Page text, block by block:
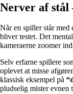
Nerver af stål
Når en spiller står
bliver testet. Det
kameraerne zoomer
Selv erfarne spillere
oplevet at misse
klassisk eksempel på
pludselig mister evnen